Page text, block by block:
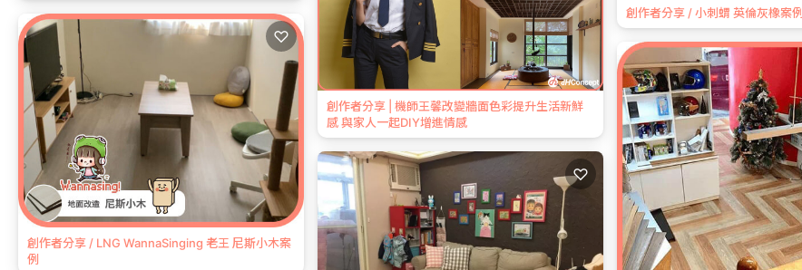
創作者分享 | 機師王馨改變牆面色彩提升生活新鮮
感 與家人一起DIY增進情感
創作者分享 / 小刺蝟 英倫灰橡案例
創作者分享 / LNG WannaSinging 老王 尼斯小木案
例
♡
♡